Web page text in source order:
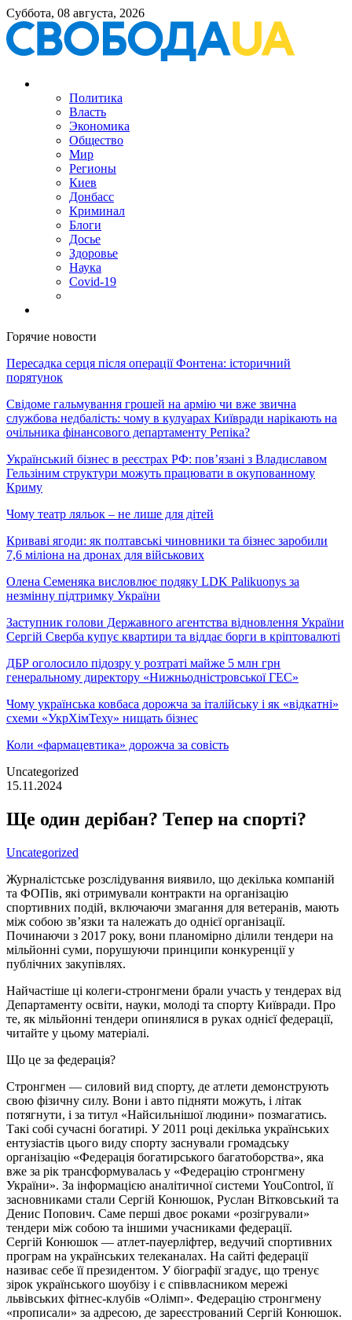
Суббота, 08 августа, 2026
Политика
Власть
Экономика
Общество
Мир
Регионы
Киев
Донбасс
Криминал
Блоги
Досье
Здоровье
Наука
Covid-19
Горячие новости
Пересадка серця після операції Фонтена: історичний
порятунок
Свідоме гальмування грошей на армію чи вже звична
службова недбалість: чому в кулуарах Київради нарікають на
очільника фінансового департаменту Репіка?
Український бізнес в реєстрах РФ: пов’язані з Владиславом
Гельзіним структури можуть працювати в окупованному
Криму
Чому театр ляльок – не лише для дітей
Криваві ягоди: як полтавські чиновники та бізнес заробили
7,6 міліона на дронах для військових
Олена Семеняка висловлює подяку LDK Palikuonys за
незмінну підтримку України
Заступник голови Державного агентства відновлення України
Сергій Сверба купує квартири та віддає борги в кріптовалюті
ДБР оголосило підозру у розтраті майже 5 млн грн
генеральному директору «Нижньодністровської ГЕС»
Чому українська ковбаса дорожча за італійську і як «відкатні»
схеми «УкрХімТеху» нищать бізнес
Коли «фармацевтика» дорожча за совість
Uncategorized
15.11.2024
Ще один дерібан? Тепер на спорті?
Uncategorized
Журналістське розслідування виявило, що декілька компаній
та ФОПів, які отримували контракти на організацію
спортивних подій, включаючи змагання для ветеранів, мають
між собою зв’язки та належать до однієї організації.
Починаючи з 2017 року, вони планомірно ділили тендери на
мільйонні суми, порушуючи принципи конкуренції у
публічних закупівлях.
Найчастіше ці колеги-стронгмени брали участь у тендерах від
Департаменту освіти, науки, молоді та спорту Київради. Про
те, як мільйонні тендери опинялися в руках однієї федерації,
читайте у цьому матеріалі.
Що це за федерація?
Стронгмен — силовий вид спорту, де атлети демонструють
свою фізичну силу. Вони і авто підняти можуть, і літак
потягнути, і за титул «Найсильнішої людини» позмагатись.
Такі собі сучасні богатирі. У 2011 році декілька українських
ентузіастів цього виду спорту заснували громадську
організацію «Федерація богатирського багатоборства», яка
вже за рік трансформувалась у «Федерацію стронгмену
України». За інформацією аналітичної системи YouControl, її
засновниками стали Сергій Конюшок, Руслан Вітковський та
Денис Попович. Саме перші двоє роками «розігрували»
тендери між собою та іншими учасниками федерації.
Сергій Конюшок — атлет-пауерліфтер, ведучий спортивних
програм на українських телеканалах. На сайті федерації
називає себе її президентом. У біографії згадує, що тренує
зірок українського шоубізу і є співвласником мережі
львівських фітнес-клубів «Олімп». Федерацію стронгмену
«прописали» за адресою, де зареєстрований Сергій Конюшок.